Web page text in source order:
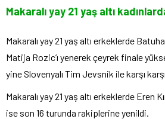
Makaralı yay 21 yaş altı
Makaralı yay 21 yaş altı erkeklerde
Matija Rozic’ı yenerek çeyrek finale
yine Slovenyalı Tim Jevsnik ile karşı
Makaralı yay 21 yaş altı erkeklerde Eren
ise son 16 turunda rakiplerine yenildi.